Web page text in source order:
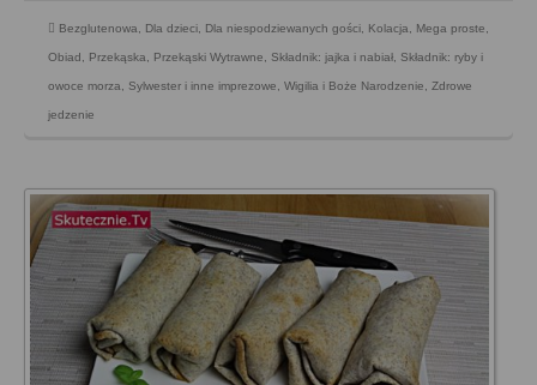
Bezglutenowa Dla dzieci Dla niespodziewanych gości Kolacja Mega proste
Obiad Przekąska Przekąski Wytrawne Składnik: jajka i nabiał Składnik: ryby i
owoce morza Sylwester i inne imprezowe Wigilia i Boże Narodzenie Zdrowe
jedzenie